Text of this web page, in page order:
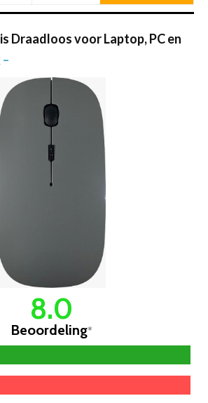
Draadloos voor Laptop, PC en
–
8.0
Beoordeling*